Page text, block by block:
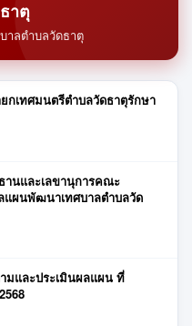
าตุ
าลตำบลวัดธาตุ
กเทศมนตรีตำบลวัดธาตุรักษา
านและเลขานุการคณะ
แผนพัฒนาเทศบาลตำบลวัด
มและประเมินผลแผน ที่